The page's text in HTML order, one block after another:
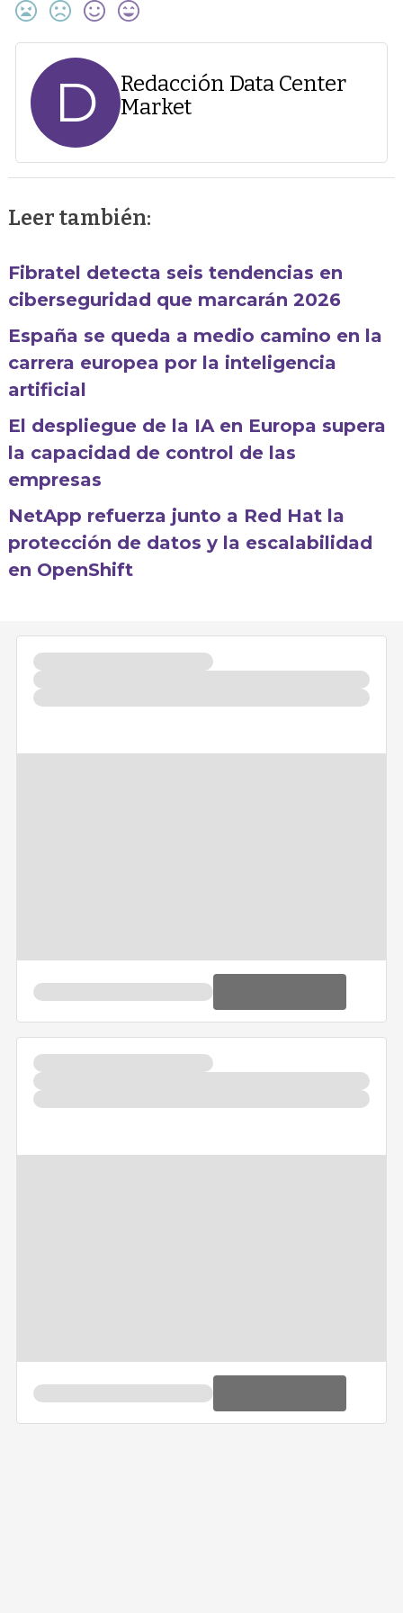
D
Redacción Data Center
Market
Leer también:
Fibratel detecta seis tendencias en
ciberseguridad que marcarán 2026
España se queda a medio camino en la
carrera europea por la inteligencia
artificial
El despliegue de la IA en Europa supera
la capacidad de control de las
empresas
NetApp refuerza junto a Red Hat la
protección de datos y la escalabilidad
en OpenShift